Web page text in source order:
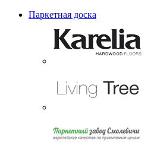
Паркетная доска